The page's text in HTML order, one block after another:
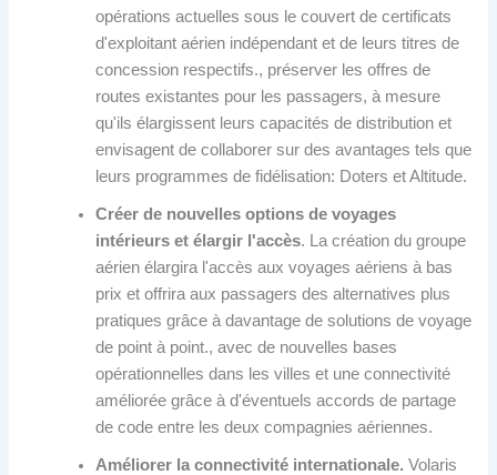
opérations actuelles sous le couvert de certificats
d'exploitant aérien indépendant et de leurs titres de
concession respectifs., préserver les offres de
routes existantes pour les passagers, à mesure
qu'ils élargissent leurs capacités de distribution et
envisagent de collaborer sur des avantages tels que
leurs programmes de fidélisation: Doters et Altitude.
Créer de nouvelles options de voyages
intérieurs et élargir l'accès. La création du groupe
aérien élargira l'accès aux voyages aériens à bas
prix et offrira aux passagers des alternatives plus
pratiques grâce à davantage de solutions de voyage
de point à point., avec de nouvelles bases
opérationnelles dans les villes et une connectivité
améliorée grâce à d'éventuels accords de partage
de code entre les deux compagnies aériennes.
Améliorer la connectivité internationale. Volaris